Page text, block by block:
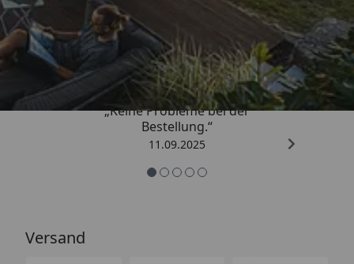
Trusted Shops
5,00/ 5
„Keine Probleme bei der
Bestellung.“
11.09.2025
Versand